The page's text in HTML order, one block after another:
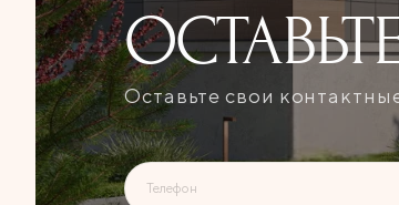
Оставьте свои
Телефон
Ошибка при
Форма появится через3 сек